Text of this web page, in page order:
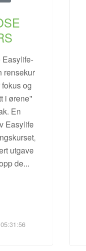
Easylife-
rensekur
og
i ørene"
En
Easylife
utgave
de...